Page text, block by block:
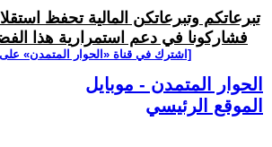
تبرعاتكم وتبرعاتكن المالية تحفظ
فشاركونا في دعم استمرارية هذا
[اشترك في قناة ‫«الحوار المتمدن» على
الحوار المتمدن - موبايل
الموقع الرئيسي